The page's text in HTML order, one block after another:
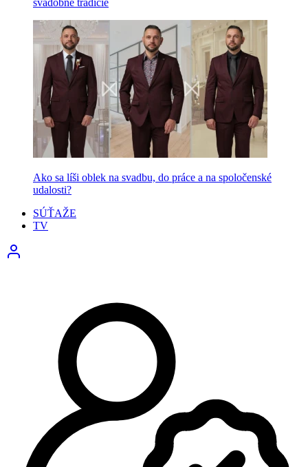
svadobné tradície
Ako sa líši oblek na svadbu, do práce a na spoločenské
udalosti?
SÚŤAŽE
TV